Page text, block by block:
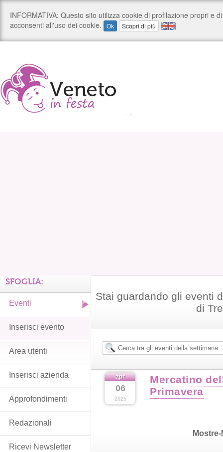
Stai guardando gli eventi
di
apr
06
2025
Mercatino
Primavera
SFOGLIA:
Eventi
Inserisci evento
Area utenti
Inserisci azienda
Approfondimenti
Redazionali
Ricevi Newsletter